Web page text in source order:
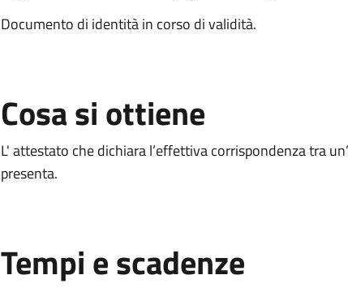
Documento di identità in corso di validità.
Cosa si ottiene
L' attestato che dichiara l’effettiva corrispondenza tra
presenta.
Tempi e scadenze